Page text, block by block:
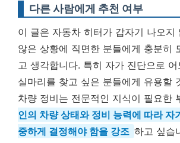
다른 사람에게 추천 여부
이 글은 자동차 히터가 갑자기 나오지
않은 상황에 직면한 분들에게 충분히
고 생각합니다. 특히 자가 진단으로
실마리를 찾고 싶은 분들에게 유용할
차량 정비는 전문적인 지식이 필요한
인의 차량 상태와 정비 능력에 따라 자
중하게 결정해야 함을 강조 하고 싶습